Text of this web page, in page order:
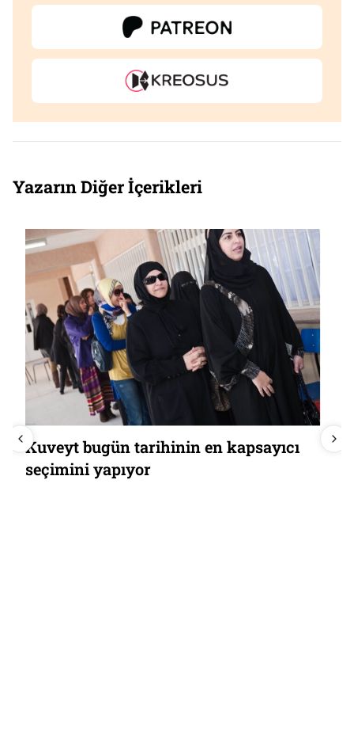
Yazarın Diğer İçerikleri
Elizabeth Çağı’nın sonu: Kraliçe “hiçbir
şey yapmama” sanatını nasıl icra etti?